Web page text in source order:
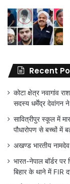
Recent
कोटा क्षेत्र नवागांव
सदस्य धर्मेंद्र देवांगन
सावित्रीपुर स्कूल में
पौधारोपण से बच्चों में
अखण्ड भारतीय
भारत-नेपाल बॉर्डर पर
बिहार के थाने में FIR